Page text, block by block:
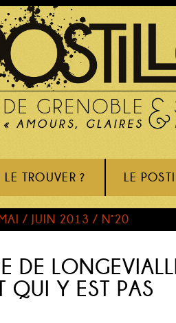
TROUVER ? LE
/ JUIN 2013 / N°20
DE
QUI Y EST PAS